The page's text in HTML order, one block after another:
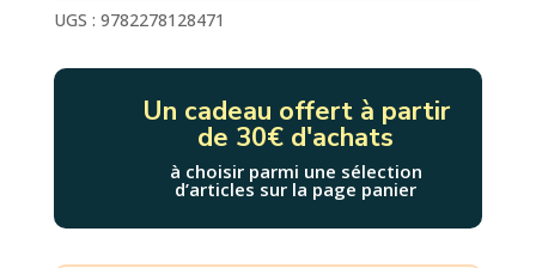
LE
DES
UGS : 9782278128471
Un cadeau offert à partir
de 30€ d'achats
à choisir parmi une sélection
d’articles sur la page panier